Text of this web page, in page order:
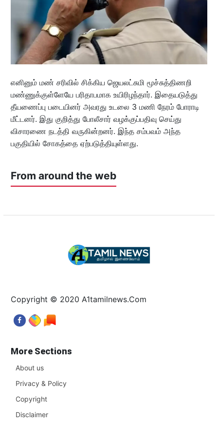
எனினும் மண் சரிவில் சிக்கிய ஜெயலட்சுமி மூச்சுத்திணறி
மண்ணுக்குள்ளேயே பரிதாபமாக உயிரிழந்தார். இதையடுத்து
தீயணைப்பு படையினர் அவரது உடலை 3 மணி நேரம் போராடி
மீட்டனர். இது குறித்து போலீசார் வழக்குப்பதிவு செய்து
விசாரணை நடத்தி வருகின்றனர். இந்த சம்பவம் அந்த
பகுதியில் சோகத்தை ஏற்படுத்தியுள்ளது.
From around the web
Copyright © 2020 A1tamilnews.Com
More Sections
About us
Privacy & Policy
Copyright
Disclaimer